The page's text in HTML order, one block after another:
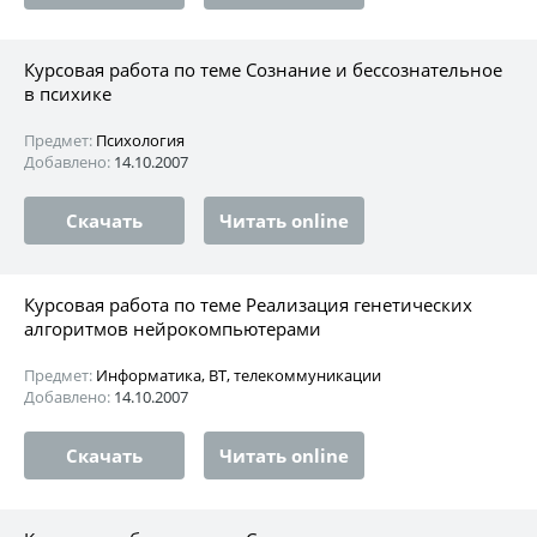
Курсовая работа по теме Сознание и бессознательное
в психике
Предмет: Психология
Добавлено: 14.10.2007
Скачать Читать online
Курсовая работа по теме Реализация генетических
алгоритмов нейрокомпьютерами
Предмет: Информатика, ВТ, телекоммуникации
Добавлено: 14.10.2007
Скачать Читать online